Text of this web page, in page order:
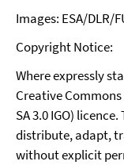
Images: ESA/DLR/
Copyright Notice:
Where expressly
Creative Commons
SA 3.0 IGO)
distribute, adapt,
without explicit